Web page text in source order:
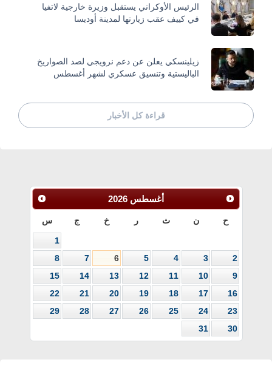
الرئيس الأوكراني يستقبل وزيرة خارجية لاتفيا
في كييف عقب زيارتها لمدينة أوديسا
زيلينسكي يعلن عن دعم نرويجي لصد الصواريخ
الباليستية وتنسيق عسكري لشهر أغسطس
قراءة كل الأخبار
أغسطس 2026
ح ن ث ر خ ج س
1
2
3
4
5
6
7
8
9
10
11
12
13
14
15
16
17
18
19
20
21
22
23
24
25
26
27
28
29
30
31